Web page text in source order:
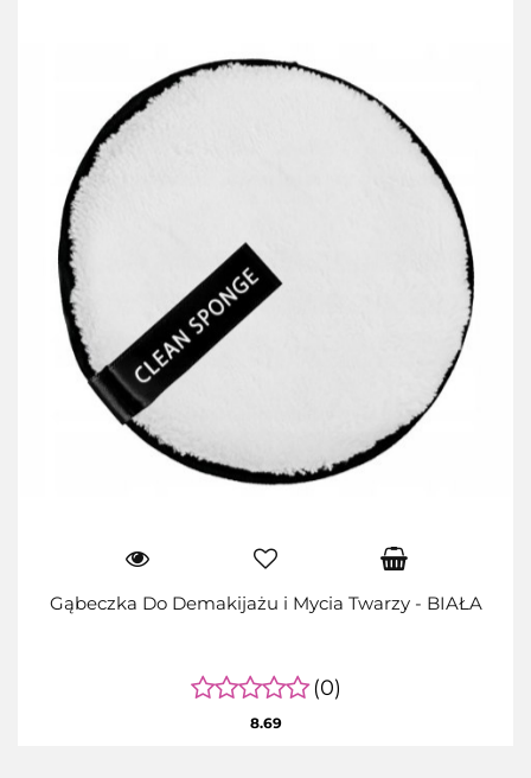
Gąbeczka Do Demakijażu i Mycia Twarzy - BIAŁA
(0)
8.69